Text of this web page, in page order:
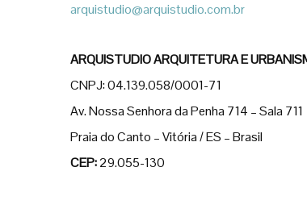
arquistudio@arquistudio.com.br
ARQUISTUDIO ARQUITETURA E
CNPJ: 04.139.058/0001-71
Av. Nossa Senhora da Penha 714 – Sala 711
Praia do Canto – Vitória / ES – Brasil
CEP:29.055-130